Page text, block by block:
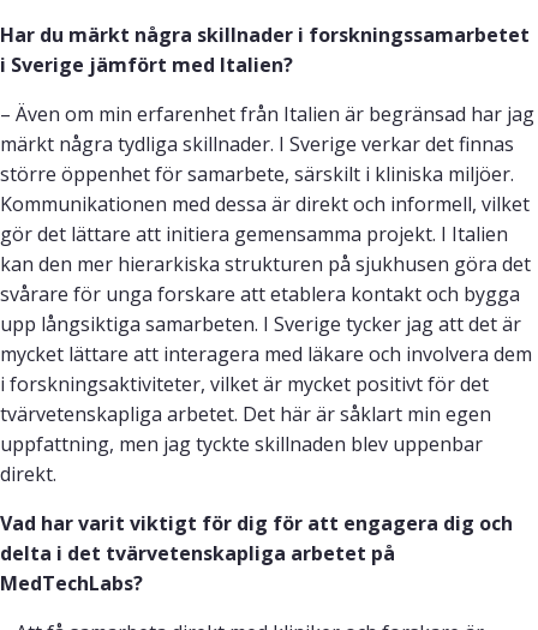
Har du märkt några skillnader i forskningssamarbetet
i Sverige jämfört med Italien?
– Även om min erfarenhet från Italien är begränsad har jag
märkt några tydliga skillnader. I Sverige verkar det finnas
större öppenhet för samarbete, särskilt i kliniska miljöer.
Kommunikationen med dessa är direkt och informell, vilket
gör det lättare att initiera gemensamma projekt. I Italien
kan den mer hierarkiska strukturen på sjukhusen göra det
svårare för unga forskare att etablera kontakt och bygga
upp långsiktiga samarbeten. I Sverige tycker jag att det är
mycket lättare att interagera med läkare och involvera dem
i forskningsaktiviteter, vilket är mycket positivt för det
tvärvetenskapliga arbetet. Det här är såklart min egen
uppfattning, men jag tyckte skillnaden blev uppenbar
direkt.
Vad har varit viktigt för dig för att engagera dig och
delta i det tvärvetenskapliga arbetet på
MedTechLabs?